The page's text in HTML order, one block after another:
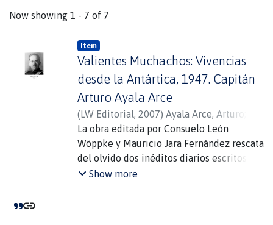
Recent Submissions
Now showing 1 - 7 of 7
Item
Valientes Muchachos: Vivencias
desde la Antártica, 1947. Capitán
Arturo Ayala Arce
(LW Editorial, 2007) Ayala Arce, Arturo
Kopaitic O"Neill, Boris;León Wöppke,
Consuelo; Jara Fernández, Mauricio
La obra editada por Consuelo León
Wöppke y Mauricio Jara Fernández rescata
del olvido dos inéditos diarios escritos por
dos oficiales chilenos que estuvieron en la
las bases en el sector delimitado en 1940.
Show more